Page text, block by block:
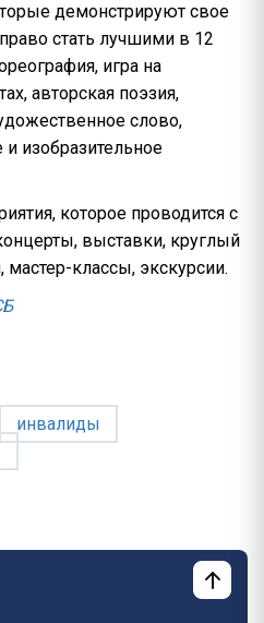
демонстрируют свое
стать лучшими в 12
игра на
авторская поэзия,
слово,
изобразительное
которое проводится с
выставки, круглый
классы, экскурсии.
инвалиды